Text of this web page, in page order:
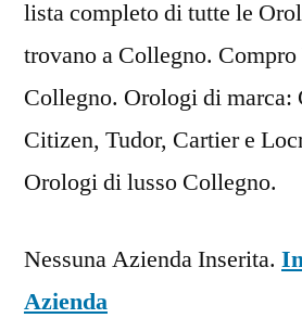
lista completo di tutte le
trovano a Collegno.
Collegno. Orologi di marca:
Citizen, Tudor, Cartier e
Orologi di lusso Collegno.
Nessuna Azienda Inserita.
Azienda